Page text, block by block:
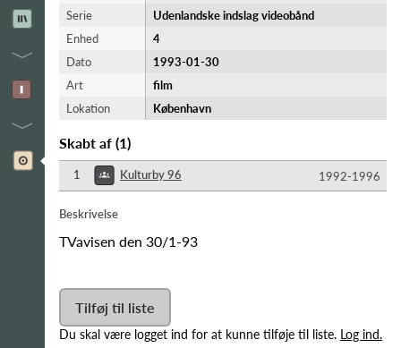
Serie
Udenlandske indslag videobånd
Enhed
4
Dato
1993-01-30
Art
film
Lokation
København
Skabt af (1)
1 Kulturby 96 1992-​1996
Beskrivelse
TVavisen den 30/1-93
Tilføj til liste
Du skal være logget ind for at kunne tilføje til liste. Log ind.